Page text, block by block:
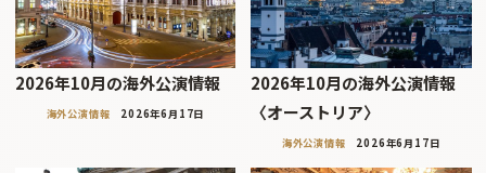
2026年10月の海外公演情報
海外公演情報 2026年6月17日
2026年10月の海外公演情報
〈オーストリア〉
海外公演情報 2026年6月17日